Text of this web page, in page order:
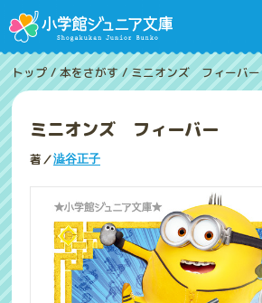
トップ /本をさがす /ミニオンズ フィーバー
ミニオンズ フィーバー
著／澁谷正子